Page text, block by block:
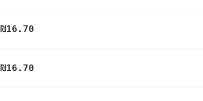
₪16.70
₪16.70